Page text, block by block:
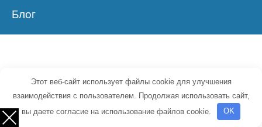
Блог
Проверенные идеи малого бизнеса для
начинающего предпринимателя, начать
Этот веб-сайт использует файлы cookie для улучшения
взаимодействия с пользователем. Продолжая использовать сайт,
вы даете согласие на использование файлов cookie.
OK